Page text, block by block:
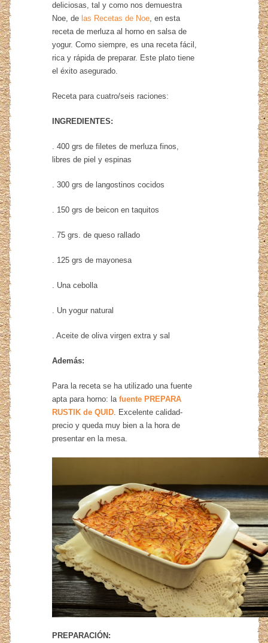
deliciosas, tal y como nos demuestra
Noe, de las Recetas de Noe, en esta
receta de merluza al horno en salsa de
yogur. Como siempre, es una receta fácil,
rica y rápida de preparar. Este plato tiene
el éxito asegurado.
Receta para cuatro/seis raciones:
INGREDIENTES:
. 400 grs de filetes de merluza finos,
libres de piel y espinas
. 300 grs de langostinos cocidos
. 150 grs de beicon en taquitos
. 75 grs. de queso rallado
. 125 grs de mayonesa
. Una cebolla
. Un yogur natural
. Aceite de oliva virgen extra y sal
Además:
Para la receta se ha utilizado una fuente
apta para horno: lafuente PREPARA
RUSTIK de QUID. Excelente calidad-
precio y queda muy bien a la hora de
presentar en la mesa.
PREPARACIÓN: